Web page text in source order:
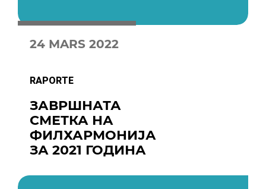
24 MARS 2022
RAPORTE
ЗАВРШНАТА
СМЕТКА НА
ФИЛХАРМОНИЈА
ЗА 2021 ГОДИНА